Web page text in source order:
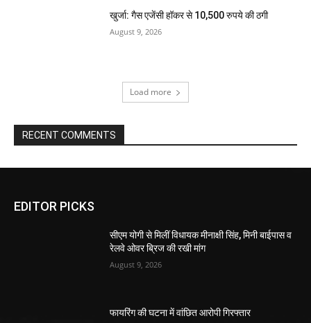
खुर्जा: गैस एजेंसी हॉकर से 10,500 रुपये की ठगी
August 9, 2026
Load more
RECENT COMMENTS
EDITOR PICKS
सीएम योगी से मिलीं विधायक मीनाक्षी सिंह, मिनी बाईपास व
रेलवे ओवर ब्रिज की रखी मांग
August 9, 2026
फायरिंग की घटना में वांछित आरोपी गिरफ्तार